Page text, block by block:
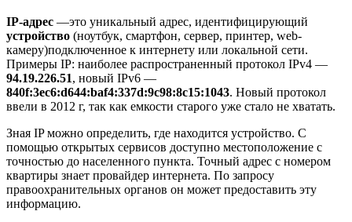
IP-адрес —это уникальный адрес, идентифицирующий
устройство (ноутбук, смартфон, сервер, принтер, web-
камеру)подключенное к интернету или локальной сети.
Примеры IP: наиболее распространенный протокол IPv4 —
94.19.226.51, новый IPv6 —
840f:3ec6:d644:baf4:337d:9c98:8c15:1043. Новый протокол
ввели в 2012 г, так как емкости старого уже стало не хватать.
Зная IP можно определить, где находится устройство. С
помощью открытых сервисов доступно местоположение с
точностью до населенного пункта. Точный адрес с номером
квартиры знает провайдер интернета. По запросу
правоохранительных органов он может предоставить эту
информацию.